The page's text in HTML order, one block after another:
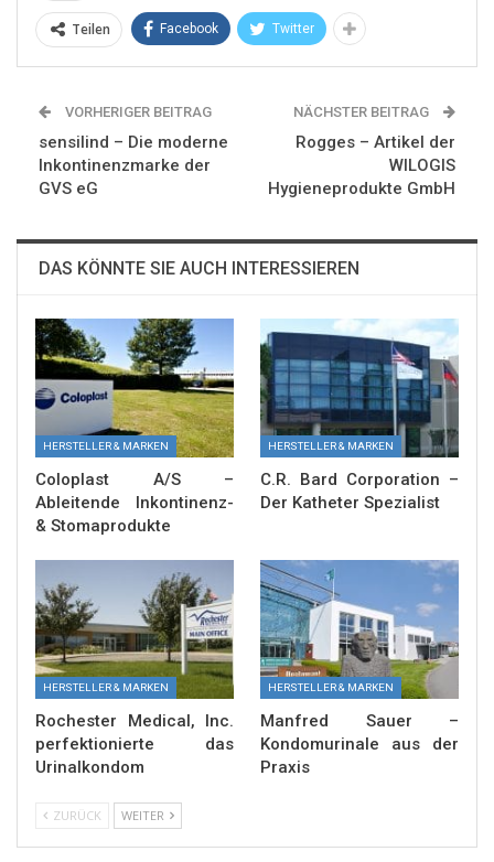
Teilen Facebook Twitter
VORHERIGER BEITRAG
sensilind – Die moderne
Inkontinenzmarke der
GVS eG
NÄCHSTER BEITRAG
Rogges – Artikel der
WILOGIS
Hygieneprodukte GmbH
DAS KÖNNTE SIE AUCH INTERESSIEREN
HERSTELLER & MARKEN
Coloplast A/S –
Ableitende Inkontinenz-
& Stomaprodukte
HERSTELLER & MARKEN
C.R. Bard Corporation –
Der Katheter Spezialist
HERSTELLER & MARKEN
Rochester Medical, Inc.
perfektionierte das
Urinalkondom
HERSTELLER & MARKEN
Manfred Sauer –
Kondomurinale aus der
Praxis
ZURÜCK WEITER